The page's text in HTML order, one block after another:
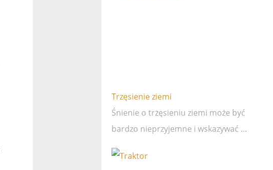
Trzęsienie ziemi
Śnienie o trzęsieniu ziemi może być
bardzo nieprzyjemne i wskazywać …